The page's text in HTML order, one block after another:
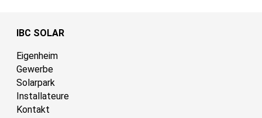
IBC SOLAR
Eigenheim
Gewerbe
Solarpark
Installateure
Kontakt